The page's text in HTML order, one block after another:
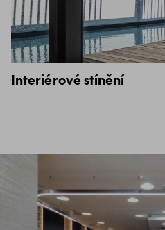
Interiérové stínění